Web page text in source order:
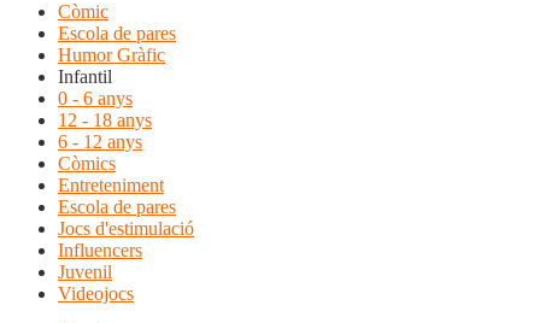
Còmic
Escola de pares
Humor Gràfic
Infantil
0 - 6 anys
12 - 18 anys
6 - 12 anys
Còmics
Entreteniment
Escola de pares
Jocs d'estimulació
Influencers
Juvenil
Videojocs